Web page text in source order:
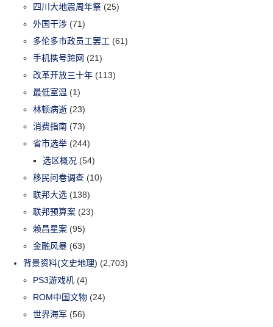
四川大地震周年祭 (25)
外国干涉 (71)
多伦多市政员工罢工 (61)
手机携号跨网 (21)
改革开放三十年 (113)
最低室温 (1)
林顿病逝 (23)
消费指南 (73)
省市选举 (244)
选区概况 (54)
移民问卷调查 (10)
联邦大选 (138)
联邦预算案 (23)
赖昌星案 (95)
金融风暴 (63)
背景资料(文史地理) (2,703)
PS3游戏机 (4)
ROM中国文物 (24)
世界海军 (56)